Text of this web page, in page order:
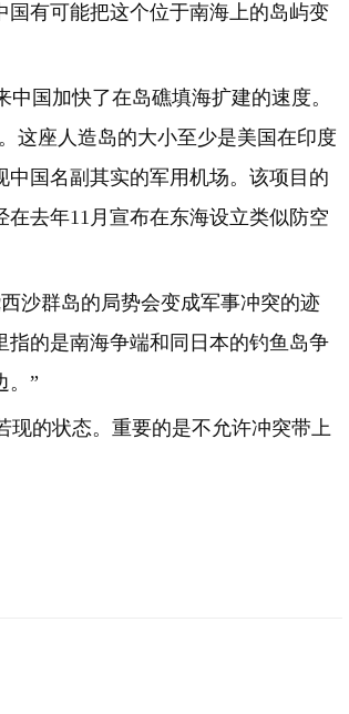
有可能把这个位于南海上的岛屿变
国加快了在岛礁填海扩建的速度。
这座人造岛的大小至少是美国在印度
国名副其实的军用机场。该项目的
去年11月宣布在东海设立类似防空
沙群岛的局势会变成军事冲突的迹
的是南海争端和同日本的钓鱼岛争
。”
的状态。重要的是不允许冲突带上